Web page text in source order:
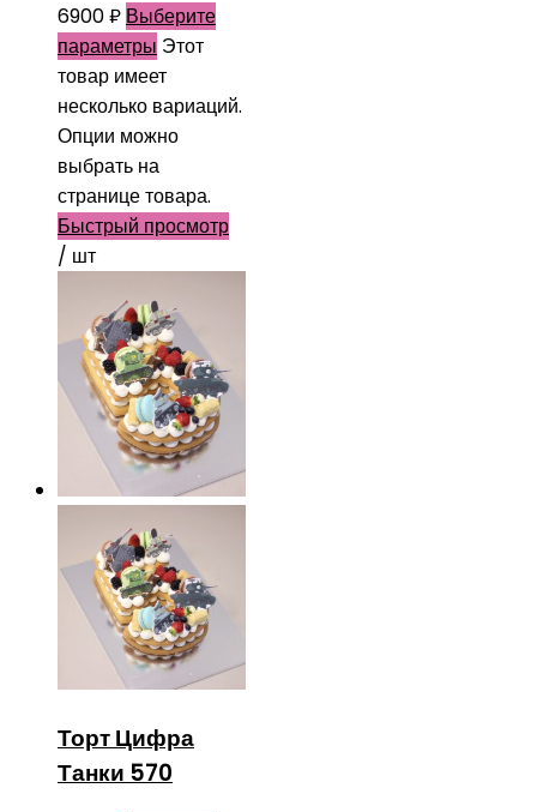
6900₽ Выберите
параметры Этот
товар имеет
несколько вариаций.
Опции можно
выбрать на
странице товара.
Быстрый просмотр
/ шт
Торт Цифра
Танки 570